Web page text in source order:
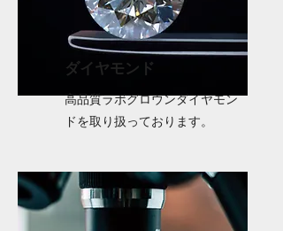
​ダイヤモンド
高品質ラボグロウンダイヤモン
ドを取り扱っております。